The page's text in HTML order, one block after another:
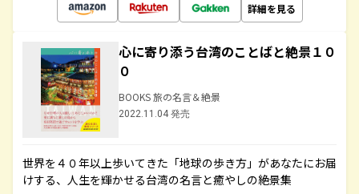
詳細を見る
心に寄り添う台湾のことばと絶景１０
０
BOOKS 旅の名言＆絶景
2022.11.04 発売
世界を４０年以上歩いてきた「地球の歩き方」があなたにお届
けする、人生を輝かせる台湾の名言と癒やしの絶景集